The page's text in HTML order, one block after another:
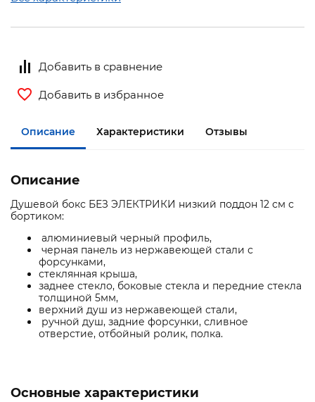
Добавить в сравнение
Добавить в избранное
Описание Характеристики Отзывы
Описание
Душевой бокс БЕЗ ЭЛЕКТРИКИ низкий поддон 12 см с
бортиком:
алюминиевый черный профиль,
черная панель из нержавеющей стали с
форсунками,
стеклянная крыша,
заднее стекло, боковые стекла и передние стекла
толщиной 5мм,
верхний душ из нержавеющей стали,
ручной душ, задние форсунки, сливное
отверстие, отбойный ролик, полка.
Основные характеристики